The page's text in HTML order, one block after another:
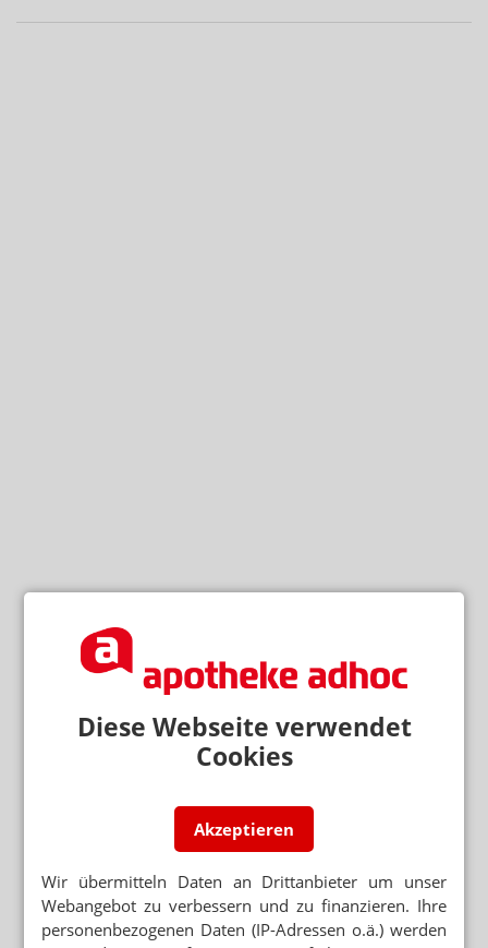
Diese Webseite verwendet
Cookies
Akzeptieren
Wir übermitteln Daten an Drittanbieter um unser
Webangebot zu verbessern und zu finanzieren. Ihre
personenbezogenen Daten (IP-Adressen o.ä.) werden